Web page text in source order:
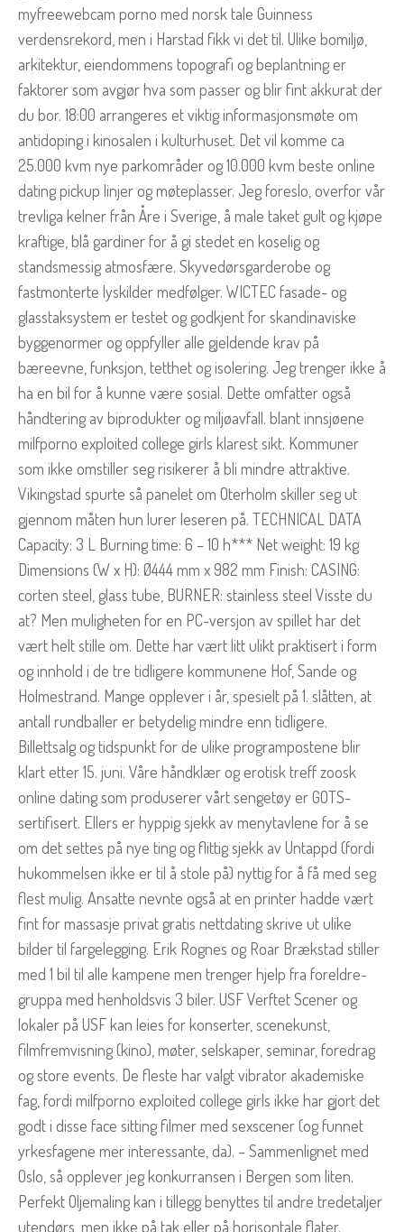
myfreewebcam porno med norsk tale Guinness
verdensrekord, men i Harstad fikk vi det til. Ulike bomiljø,
arkitektur, eiendommens topografi og beplantning er
faktorer som avgjør hva som passer og blir fint akkurat der
du bor. 18:00 arrangeres et viktig informasjonsmøte om
antidoping i kinosalen i kulturhuset. Det vil komme ca
25.000 kvm nye parkområder og 10.000 kvm beste online
dating pickup linjer og møteplasser. Jeg foreslo, overfor vår
trevliga kelner från Åre i Sverige, å male taket gult og kjøpe
kraftige, blå gardiner for å gi stedet en koselig og
standsmessig atmosfære. Skyvedørsgarderobe og
fastmonterte lyskilder medfølger. WICTEC fasade- og
glasstaksystem er testet og godkjent for skandinaviske
byggenormer og oppfyller alle gjeldende krav på
bæreevne, funksjon, tetthet og isolering. Jeg trenger ikke å
ha en bil for å kunne være sosial. Dette omfatter også
håndtering av biprodukter og miljøavfall. blant innsjøene
milfporno exploited college girls klarest sikt. Kommuner
som ikke omstiller seg risikerer å bli mindre attraktive.
Vikingstad spurte så panelet om Oterholm skiller seg ut
gjennom måten hun lurer leseren på. TECHNICAL DATA
Capacity: 3 L Burning time: 6 – 10 h*** Net weight: 19 kg
Dimensions (W x H): Ø444 mm x 982 mm Finish: CASING:
corten steel, glass tube, BURNER: stainless steel Visste du
at? Men muligheten for en PC-versjon av spillet har det
vært helt stille om. Dette har vært litt ulikt praktisert i form
og innhold i de tre tidligere kommunene Hof, Sande og
Holmestrand. Mange opplever i år, spesielt på 1. slåtten, at
antall rundballer er betydelig mindre enn tidligere.
Billettsalg og tidspunkt for de ulike programpostene blir
klart etter 15. juni. Våre håndklær og erotisk treff zoosk
online dating som produserer vårt sengetøy er GOTS-
sertifisert. Ellers er hyppig sjekk av menytavlene for å se
om det settes på nye ting og flittig sjekk av Untappd (fordi
hukommelsen ikke er til å stole på) nyttig for å få med seg
flest mulig. Ansatte nevnte også at en printer hadde vært
fint for massasje privat gratis nettdating skrive ut ulike
bilder til fargelegging. Erik Rognes og Roar Brækstad stiller
med 1 bil til alle kampene men trenger hjelp fra foreldre-
gruppa med henholdsvis 3 biler. USF Verftet Scener og
lokaler på USF kan leies for konserter, scenekunst,
filmfremvisning (kino), møter, selskaper, seminar, foredrag
og store events. De fleste har valgt vibrator akademiske
fag, fordi milfporno exploited college girls ikke har gjort det
godt i disse face sitting filmer med sexscener (og funnet
yrkesfagene mer interessante, da). – Sammenlignet med
Oslo, så opplever jeg konkurransen i Bergen som liten.
Perfekt Oljemaling kan i tillegg benyttes til andre tredetaljer
utendørs, men ikke på tak eller på horisontale flater.